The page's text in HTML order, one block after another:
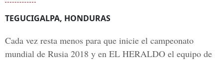
TEGUCIGALPA, HONDURAS
Cada vez resta menos para que inicie el campeonato
mundial de Rusia 2018 y en EL HERALDO el equipo de